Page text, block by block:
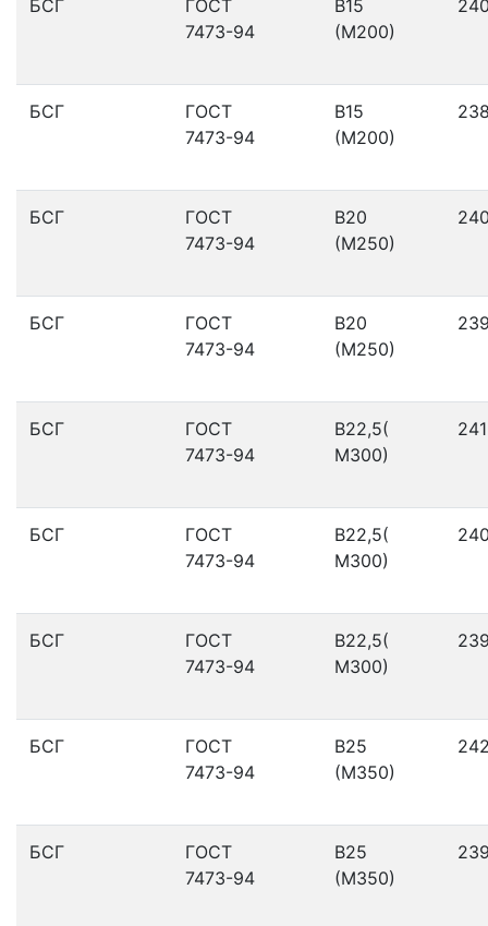
БСГ
ГОСТ
7473-94
В15
(М200)
БСГ
ГОСТ
7473-94
В15
(М200)
БСГ
ГОСТ
7473-94
В20
(М250)
БСГ
ГОСТ
7473-94
В20
(М250)
БСГ
ГОСТ
7473-94
В22,5(
М300)
БСГ
ГОСТ
7473-94
В22,5(
М300)
БСГ
ГОСТ
7473-94
В22,5(
М300)
БСГ
ГОСТ
7473-94
В25
(М350)
БСГ
ГОСТ
7473-94
В25
(М350)